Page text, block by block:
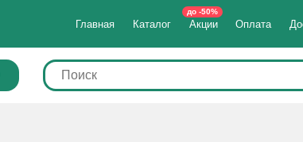
Главная Каталог Акции
до -50%
Оплата